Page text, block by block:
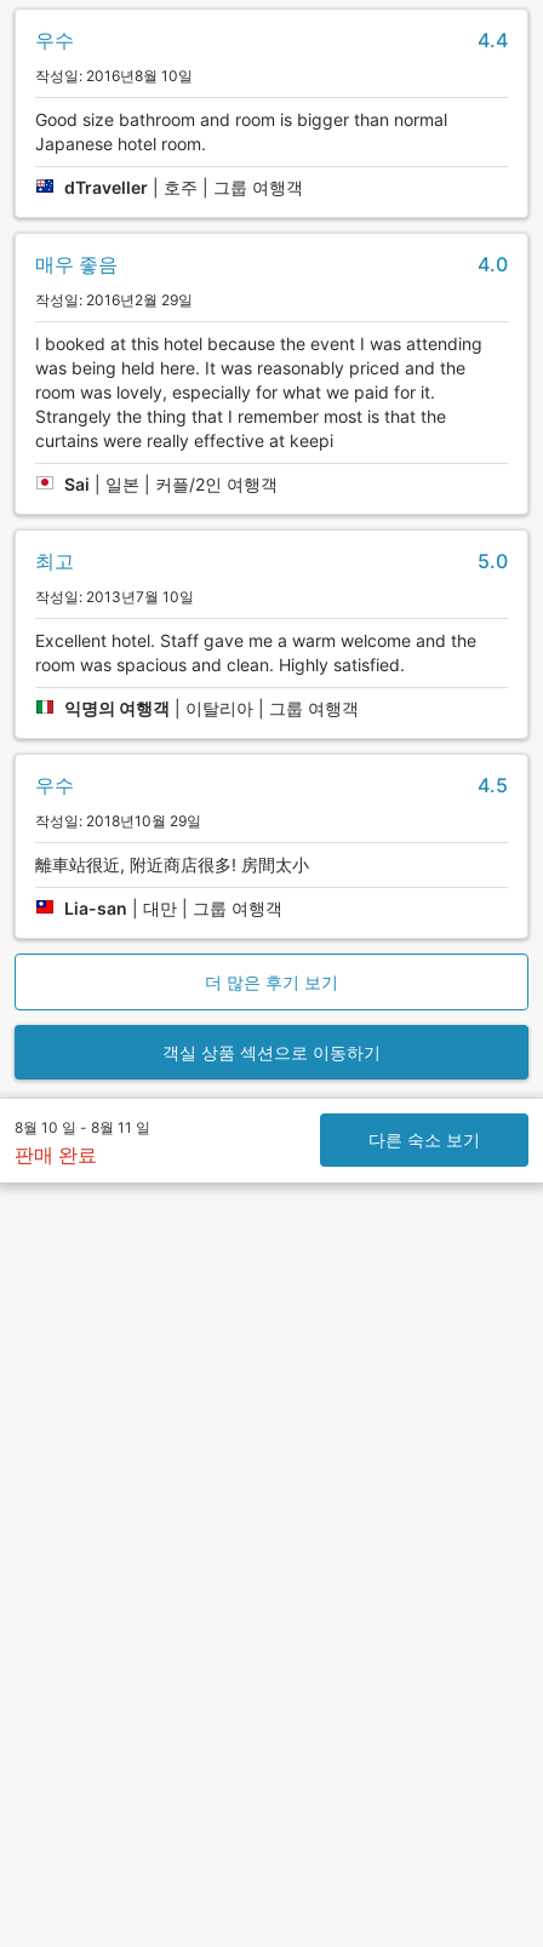
우수 4.4
작성일: 2016년8월 10일
Good size bathroom and room is bigger than normal
Japanese hotel room.
dTraveller 호주 | 그룹 여행객
매우 좋음 4.0
작성일: 2016년2월 29일
I booked at this hotel because the event I was attending
was being held here. It was reasonably priced and the
room was lovely, especially for what we paid for it.
Strangely the thing that I remember most is that the
curtains were really effective at keepi
Sai 일본 | 커플/2인 여행객
최고 5.0
작성일: 2013년7월 10일
Excellent hotel. Staff gave me a warm welcome and the
room was spacious and clean. Highly satisfied.
익명의 여행객 이탈리아 | 그룹 여행객
우수 4.5
작성일: 2018년10월 29일
離車站很近, 附近商店很多! 房間太小
Lia-san 대만 | 그룹 여행객
더 많은 후기 보기
객실 상품 섹션으로 이동하기
8월 10 일 - 8월 11 일
판매 완료
다른 숙소 보기